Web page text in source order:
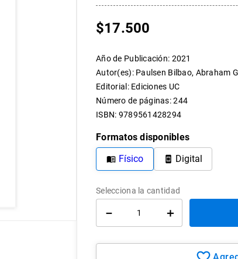
$17.500
Año de Publicación: 2021
Autor(es): Paulsen Bilbao, Abraham
Editorial : Ediciones UC
Número de páginas:244
ISBN: 9789561428294
Formatos disponibles
Físico
Digital
＋
－